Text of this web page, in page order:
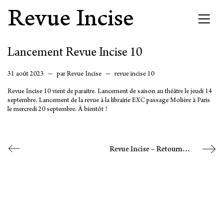
Revue Incise
Lancement Revue Incise 10
31 août 2023 Revue Incise revue incise 10
Revue Incise 10 vient de paraitre. Lancement de saison au théâtre le jeudi 14
septembre. Lancement de la revue à la librairie EXC passage Molière à Paris
le mercredi 20 septembre. À bientôt !
Revue Incise – Retourner le gant du loisir savant